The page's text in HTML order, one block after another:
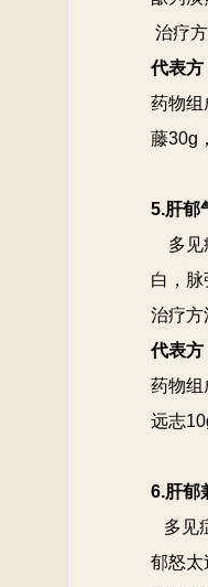
治疗
代表方
药物组
藤30g
5.肝郁
多见
白，
治疗方
代表方
药物组
远志
6.肝郁
多见
郁怒太